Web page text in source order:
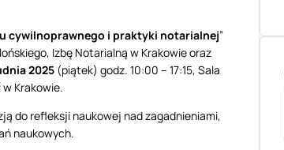
cywilnoprawnego i praktyki notarialnej”
Izbę Notarialną w Krakowie oraz
2025 (piątek) godz. 10:00 – 17:15, Sala
Krakowie.
do refleksji naukowej nad zagadnieniami,
naukowych.